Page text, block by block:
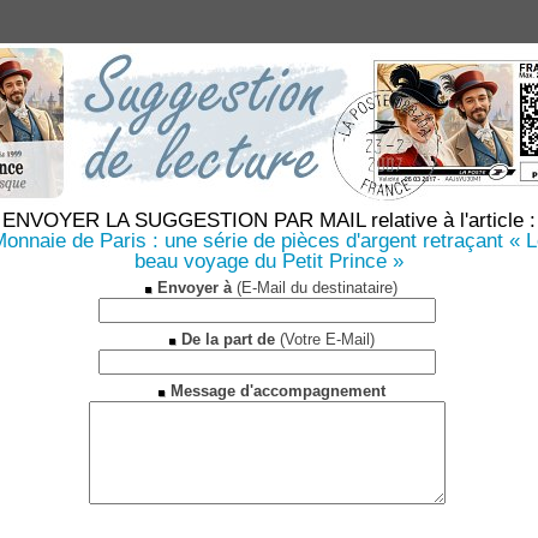
ENVOYER LA SUGGESTION PAR MAIL relative à l'article :
de Paris : une série de pièces d'argent retraçant «
beau voyage du Petit Prince »
Envoyer à(E-Mail du destinataire)
De la part de(Votre E-Mail)
Message d'accompagnement